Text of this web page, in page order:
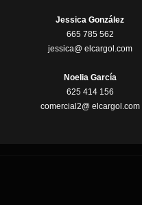
Jessica González
665 785 562
jessica@ elcargol.com
Noelia García
625 414 156
comercial2@ elcargol.com